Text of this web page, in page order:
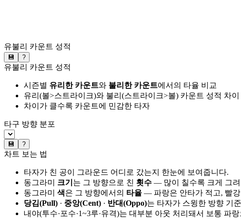
유불리 카운트 성적
💾 ?
유불리 카운트 성적
시즌별 유리한 카운트와 불리한 카운트에서의 타율 비교
유리(볼>스트라이크)와 불리(스트라이크>볼) 카운트 성적 차이
차이가 클수록 카운트에 민감한 타자
타구 방향 분포
💾 ?
차트 보는 법
타자가 친 공이 그라운드 어디로 갔는지 한눈에 보여줍니다.
동그라미 크기 는 그 방향으로 친 횟수 — 많이 칠수록 크게 그
동그라미 색은 그 방향에서의 타율 — 파랑은 안타가 적고, 빨
당김(Pull) · 중앙(Cent) · 반대(Oppo)는 타자가 스윙한 방향 기
내야(투수·포수·1~3루·유격)는 대부분 아웃 처리돼서 보통 파